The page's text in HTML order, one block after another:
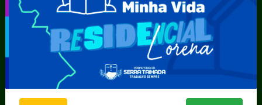
Superintendência de Trânsito e Transportes de Serra
Transparência, Fiscalização e Controle
Portal da
Transparência
E-sic
Como
Serviços